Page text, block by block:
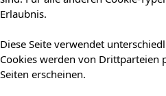
Erlaubnis.
Diese Seite verwendet
Cookies werden von Drittparteien
Seiten erscheinen.